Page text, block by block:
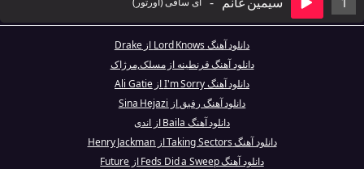
دانلود آهنگ Lord Knows از Drake
دانلود آهنگ قرنطینه از مسلک,مرژاک
دانلود آهنگ I'm Sorry از Ali Gatie
دانلود آهنگ رفیق از Sina Hejazi
دانلود آهنگ Baila از اندی
دانلود آهنگ Taking Sectors از Henry Jackman
دانلود آهنگ Feds Did a Sweep از Future